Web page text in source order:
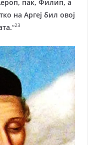
пак, Филип, а
на Аргеј бил овој
“23